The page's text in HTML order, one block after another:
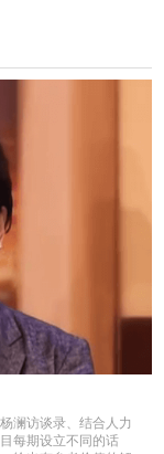
澜访谈录、结合人力
每期设立不同的话